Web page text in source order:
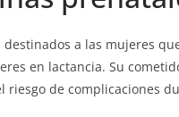
a las mujeres
en lactancia. Su
de complicaciones